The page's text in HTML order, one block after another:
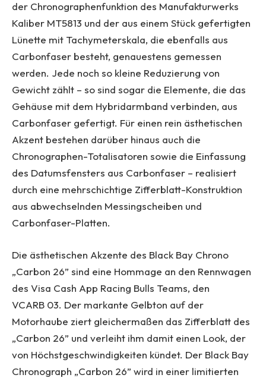
der Chronographenfunktion des Manufakturwerks
Kaliber MT5813 und der aus einem Stück gefertigten
Lünette mit Tachymeterskala, die ebenfalls aus
Carbonfaser besteht, genauestens gemessen
werden. Jede noch so kleine Reduzierung von
Gewicht zählt – so sind sogar die Elemente, die das
Gehäuse mit dem Hybridarmband verbinden, aus
Carbonfaser gefertigt. Für einen rein ästhetischen
Akzent bestehen darüber hinaus auch die
Chronographen-Totalisatoren sowie die Einfassung
des Datumsfensters aus Carbonfaser – realisiert
durch eine mehrschichtige Zifferblatt-Konstruktion
aus abwechselnden Messingscheiben und
Carbonfaser-Platten.
Die ästhetischen Akzente des Black Bay Chrono
„Carbon 26” sind eine Hommage an den Rennwagen
des Visa Cash App Racing Bulls Teams, den
VCARB 03. Der markante Gelbton auf der
Motorhaube ziert gleichermaßen das Zifferblatt des
„Carbon 26” und verleiht ihm damit einen Look, der
von Höchstgeschwindigkeiten kündet. Der Black Bay
Chronograph „Carbon 26” wird in einer limitierten